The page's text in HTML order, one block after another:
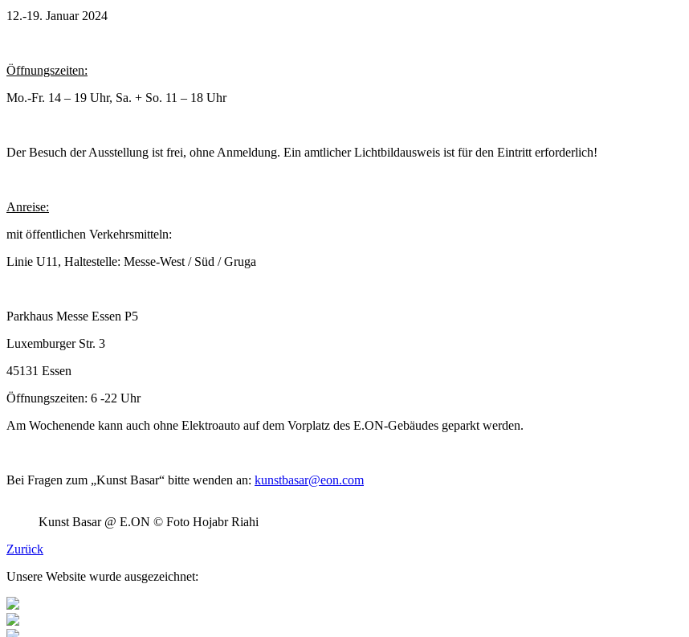
12.-19. Januar 2024
Öffnungszeiten:
Mo.-Fr. 14 – 19 Uhr, Sa. + So. 11 – 18 Uhr
Der Besuch der Ausstellung ist frei, ohne Anmeldung. Ein amtlicher Lichtbildausweis ist für den Eintritt erforderlich!
Anreise:
mit öffentlichen Verkehrsmitteln:
Linie U11, Haltestelle: Messe-West / Süd / Gruga
Parkhaus Messe Essen P5
Luxemburger Str. 3
45131 Essen
Öffnungszeiten: 6 -22 Uhr
Am Wochenende kann auch ohne Elektroauto auf dem Vorplatz des E.ON-Gebäudes geparkt werden.
Bei Fragen zum „Kunst Basar“ bitte wenden an: kunstbasar@eon.com
Kunst Basar @ E.ON © Foto Hojabr Riahi
Zurück
Unsere Website wurde ausgezeichnet: